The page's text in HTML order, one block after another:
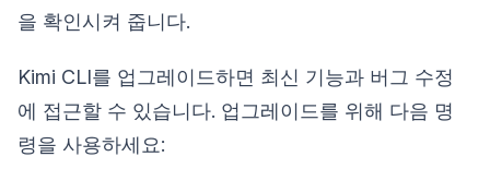
을 확인시켜 줍니다.
Kimi CLI를 업그레이드하면 최신 기능과 버그 수정
에 접근할 수 있습니다. 업그레이드를 위해 다음 명
령을 사용하세요: